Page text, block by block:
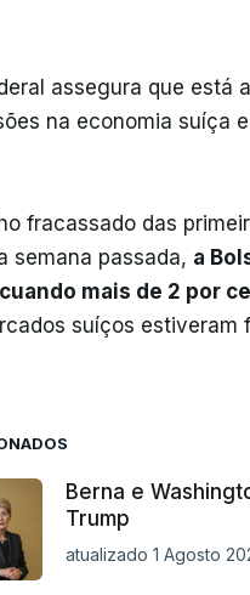
assegura que está
na economia suíça
fracassado das
semana passada, a
mais de 2 por
suíços
Berna e
Trump
atualizado 1 Agosto